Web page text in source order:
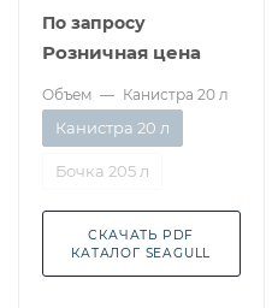
По запросу
Розничная цена
Объем — Канистра 20 л
Канистра 20 л
Бочка 205 л
СКАЧАТЬ PDF
КАТАЛОГ SEAGULL